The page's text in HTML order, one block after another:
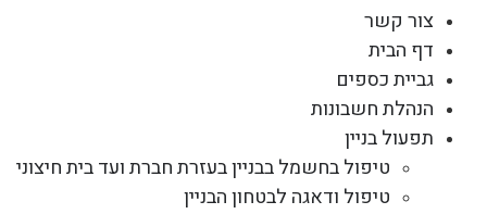
צור קשר
דף הבית
גביית כספים
הנהלת חשבונות
תפעול בניין
טיפול בחשמל בבניין בעזרת חברת ועד בית חיצוני
טיפול ודאגה לבטחון הבניין